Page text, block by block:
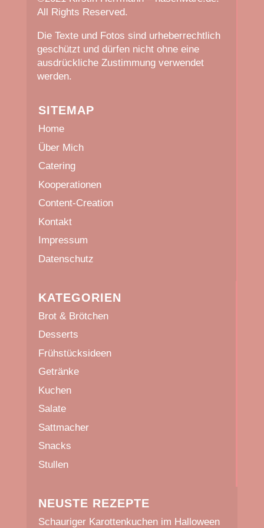
All Rights Reserved.
Die Texte und Fotos sind urheberrechtlich
geschützt und dürfen nicht ohne eine
ausdrückliche Zustimmung verwendet
werden.
SITEMAP
Home
Über Mich
Catering
Kooperationen
Content-Creation
Kontakt
Impressum
Datenschutz
KATEGORIEN
Brot & Brötchen
Desserts
Frühstücksideen
Getränke
Kuchen
Salate
Sattmacher
Snacks
Stullen
NEUSTE REZEPTE
Schauriger Karottenkuchen im Halloween